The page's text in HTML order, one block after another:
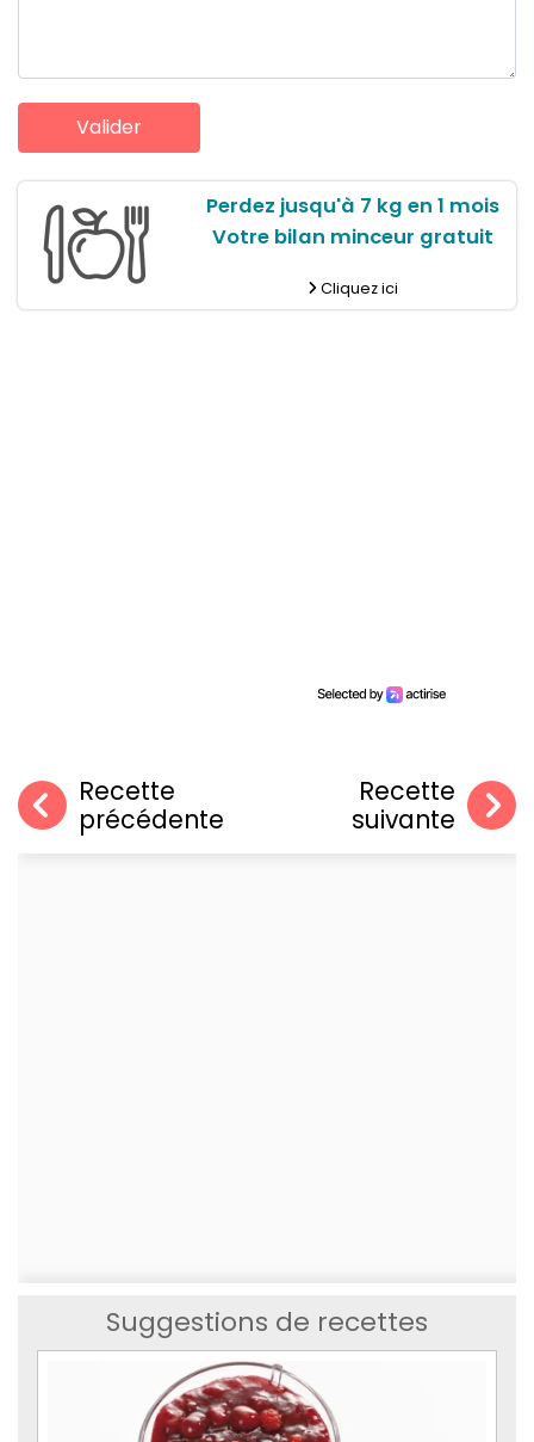
Perdez jusqu'à 7 kg en 1 mois
Votre bilan minceur gratuit
Cliquez ici
Recette
précédente
Recette
suivante
Suggestions de recettes